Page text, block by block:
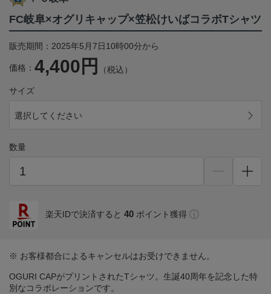
FC岐阜×オグリキャップ×笠松けいばコラボTシャツ
販売期間：2025年5月7日10時00分から
価格： 4,400円 （税込）
サイズ
選択してください
数量
楽天IDで決済すると 40 ポイント獲得
※ お客様都合によるキャンセルはお受けできません。
OGURI CAPがプリントされたTシャツ。生誕40周年を記念した特
別なコラボレーションです。